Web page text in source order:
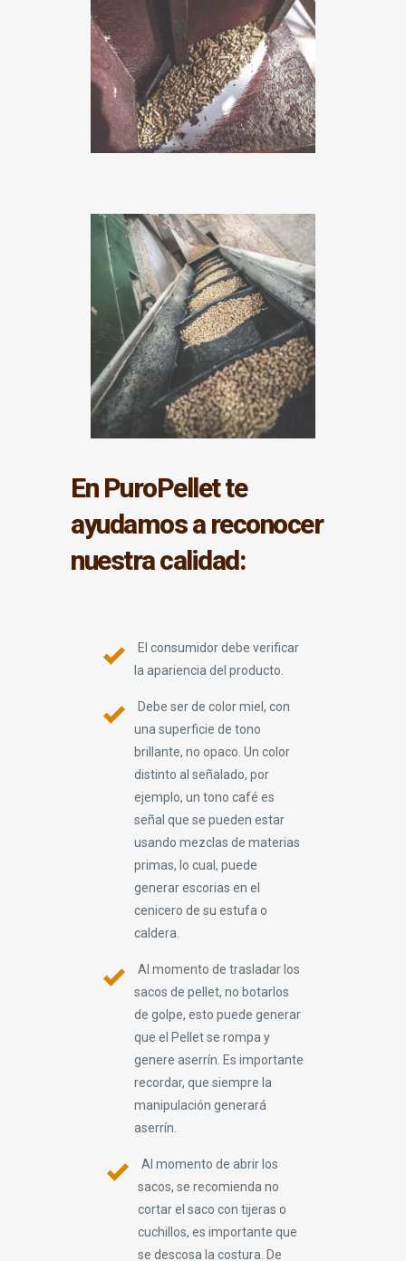
En PuroPellet te
ayudamos a reconocer
nuestra calidad:
El consumidor debe verificar
la apariencia del producto.
Debe ser de color miel, con
una superficie de tono
brillante, no opaco. Un color
distinto al señalado, por
ejemplo, un tono café es
señal que se pueden estar
usando mezclas de materias
primas, lo cual, puede
generar escorias en el
cenicero de su estufa o
caldera.
Al momento de trasladar los
sacos de pellet, no botarlos
de golpe, esto puede generar
que el Pellet se rompa y
genere aserrín. Es importante
recordar, que siempre la
manipulación generará
aserrín.
Al momento de abrir los
sacos, se recomienda no
cortar el saco con tijeras o
cuchillos, es importante que
se descosa la costura. De